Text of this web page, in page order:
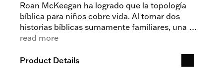
Roan McKeegan ha logrado que la topología
bíblica para niños cobre vida. Al tomar dos
historias bíblicas sumamente familiares, una del
Antiguo Testamento y la otra del Nuevo
puedan ver como las figuras, o tipos, bíblicos
read more
Product Details